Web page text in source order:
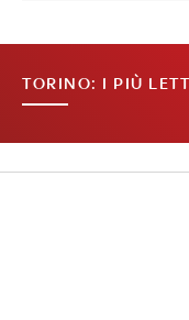
TORINO: I PIÙ